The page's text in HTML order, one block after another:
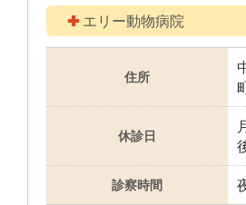
エリー動物病院
住所
休診日
診察時間